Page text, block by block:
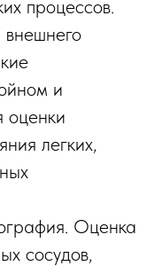
процессов.
и
оценки
легких,
Оценка
сосудов,